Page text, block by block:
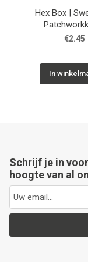
Hex Box |
€2.45
In
Schrijf je in
hoogte van al